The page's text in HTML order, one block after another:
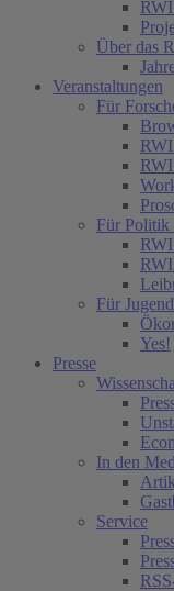
Über das
Veranstaltungen
Für
Für
Für
Yes!
Presse
In den
Service